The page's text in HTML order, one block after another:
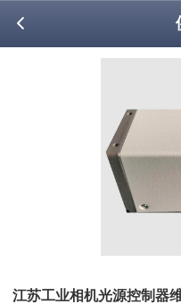
江苏工业相机光源控制器